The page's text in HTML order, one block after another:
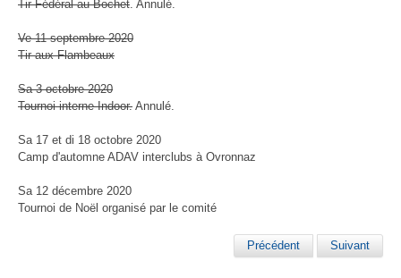
Tir Fédéral au Bochet . Annulé.
Ve 11 septembre 2020
Tir aux Flambeaux
Sa 3 octobre 2020
Tournoi interne Indoor. Annulé.
Sa 17 et di 18 octobre 2020
Camp d'automne ADAV interclubs à Ovronnaz
Sa 12 décembre 2020
Tournoi de Noël organisé par le comité
Précédent Suivant